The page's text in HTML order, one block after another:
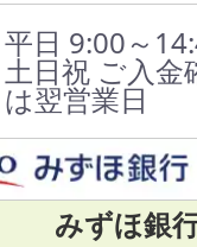
平日 9:00～
土日祝 ご入金
は翌営業日
みずほ銀